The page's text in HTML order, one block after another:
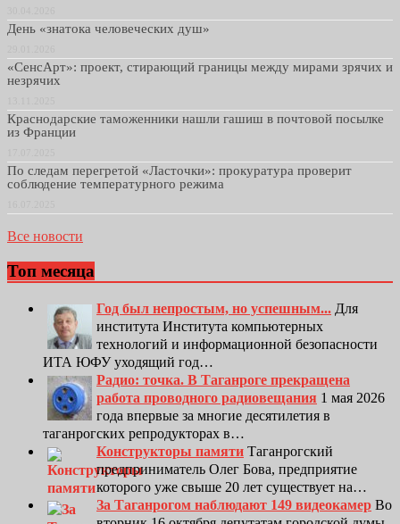
День «знатока человеческих душ»
«СенсАрт»: проект, стирающий границы между мирами зрячих и
незрячих
Краснодарские таможенники нашли гашиш в почтовой посылке
из Франции
По следам перегретой «Ласточки»: прокуратура проверит
соблюдение температурного режима
Все новости
Топ месяца
Год был непростым, но успешным... Для
института Института компьютерных
технологий и информационной безопасности
ИТА ЮФУ уходящий год…
Радио: точка. В Таганроге прекращена
работа проводного радиовещания 1 мая 2026
года впервые за многие десятилетия в
таганрогских репродукторах в…
Конструкторы памяти Таганрогский
предприниматель Олег Бова, предприятие
которого уже свыше 20 лет существует на…
За Таганрогом наблюдают 149 видеокамер Во